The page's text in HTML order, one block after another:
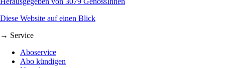
Diese Website auf einen Blick
→ Service
Aboservice
Abo kündigen